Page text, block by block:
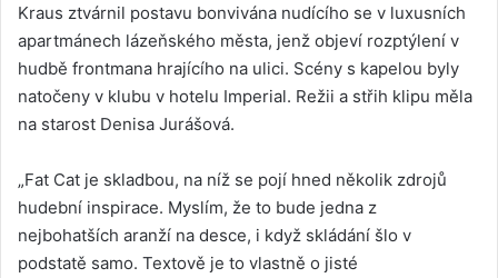
Kraus ztvárnil postavu bonvivána nudícího se v luxusních
apartmánech lázeňského města, jenž objeví rozptýlení v
hudbě frontmana hrajícího na ulici. Scény s kapelou byly
natočeny v klubu v hotelu Imperial. Režii a střih klipu měla
na starost Denisa Jurášová.
„Fat Cat je skladbou, na níž se pojí hned několik zdrojů
hudební inspirace. Myslím, že to bude jedna z
nejbohatších aranží na desce, i když skládání šlo v
podstatě samo. Textově je to vlastně o jisté